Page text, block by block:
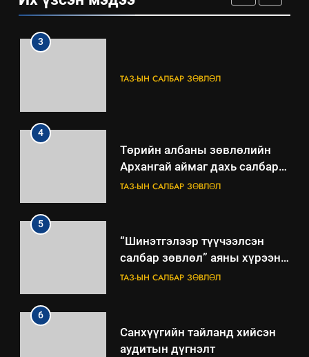
ЗАР ТАЗ-ЫН САЛБАР ЗӨВЛӨЛ
3
ТАЗ-ЫН САЛБАР ЗӨВЛӨЛ
4
Төрийн албаны зөвлөлийн
Архангай аймаг дахь салбар
зөвлөлийн 2025 оны үйл
ТАЗ-ЫН САЛБАР ЗӨВЛӨЛ
5
“Шинэтгэлээр түүчээлсэн
салбар зөвлөл” аяны хүрээнд
зохион байгуулах арга
ТАЗ-ЫН САЛБАР ЗӨВЛӨЛ
6
Санхүүгийн тайланд хийсэн
аудитын дүгнэлт